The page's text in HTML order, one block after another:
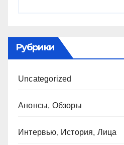
Рубрики
Uncategorized
Анонсы, Обзоры
Интервью, История, Лица